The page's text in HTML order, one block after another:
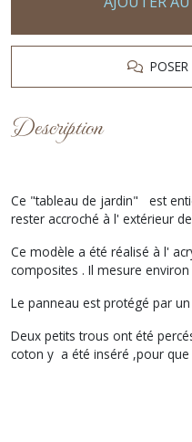
POSER
Description
Ce "tableau de jardin" est
rester accroché à l' extérieur
Ce modèle a été réalisé à l'
composites . Il mesure
Le panneau est protégé par
Deux petits trous ont été
coton y a été inséré ,pour que